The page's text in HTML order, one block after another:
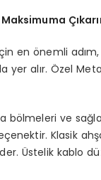
en önemli
yer alır. Özel
bölmeleri ve
Klasik
Üstelik kablo